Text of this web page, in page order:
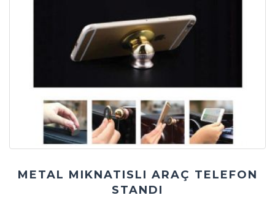
METAL MIKNATISLI ARAÇ TELEFON
STANDI